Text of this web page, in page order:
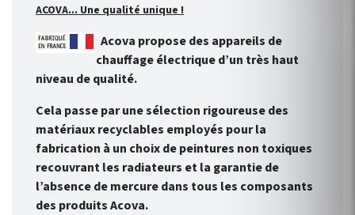
ACOVA... Une qualité unique !
Acova propose des appareils de
chauffage électrique d’un très haut
niveau de qualité.
Cela passe par une sélection rigoureuse des
matériaux recyclables employés pour la
fabrication à un choix de peintures non toxiques
recouvrant les radiateurs et la garantie de
l’absence de mercure dans tous les composants
des produits Acova.